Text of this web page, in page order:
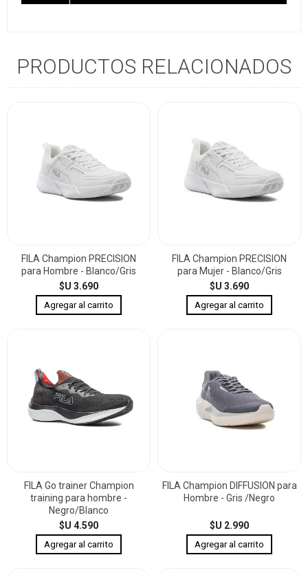
PRODUCTOS RELACIONADOS
FILA Champion PRECISION
para Hombre - Blanco/Gris
$U 3.690
FILA Champion PRECISION
para Mujer - Blanco/Gris
$U 3.690
FILA Go trainer Champion
training para hombre -
Negro/Blanco
$U 4.590
FILA Champion DIFFUSION para
Hombre - Gris /Negro
$U 2.990